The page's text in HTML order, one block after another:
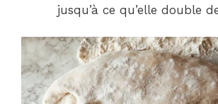
jusqu’à ce qu’elle double